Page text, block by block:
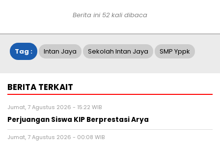
Berita ini 52 kali dibaca
Tag : Intan Jaya Sekolah Intan Jaya SMP Yppk
BERITA TERKAIT
Jumat, 7 Agustus 2026 - 15:22 WIB
Perjuangan Siswa KIP Berprestasi Arya
Jumat, 7 Agustus 2026 - 00:08 WIB